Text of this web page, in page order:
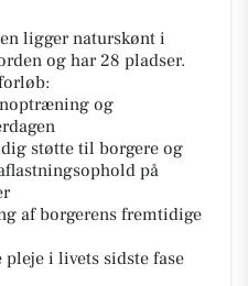
ligger naturskønt i
og har 28 pladser.
og
støtte til borgere og
på
af borgerens fremtidige
i livets sidste fase